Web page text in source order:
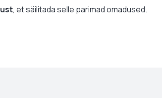
, et säilitada selle parimad omadused.